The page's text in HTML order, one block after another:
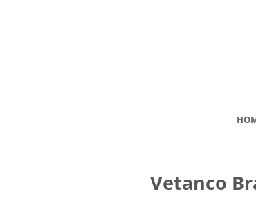
Vetanco